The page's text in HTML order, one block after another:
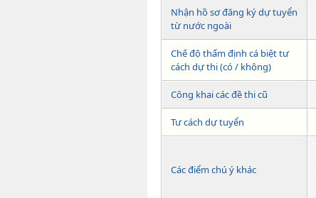
Nhận hồ sơ đăng ký dự tuyển
từ nước ngoài
Chế độ thẩm định cá biệt tư
cách dự thi (có / không)
Công khai các đề thi cũ
Tư cách dự tuyển
Các điểm chú ý khác